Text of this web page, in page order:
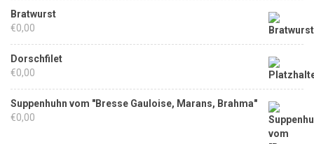
Bratwurst
€0,00
Dorschfilet
€0,00
Suppenhuhn vom "Bresse Gauloise, Marans, Brahma"
€0,00